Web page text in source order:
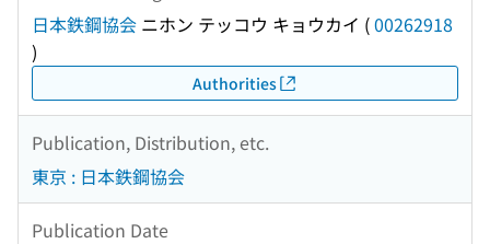
日本鉄鋼協会 ニホン テッコウ キョウカイ (00262918
)
Authorities
Publication, Distribution, etc.
東京 : 日本鉄鋼協会
Publication Date